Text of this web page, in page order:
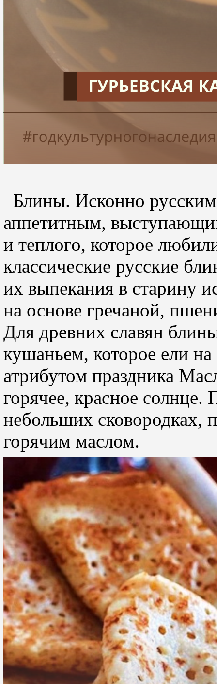
Блины. Исконно
аппетитным,
и теплого, которое
классические русские
их выпекания в старину
на основе гречаной,
Для древних славян
кушаньем, которое ели
атрибутом праздника
горячее, красное
небольших сковородках,
горячим маслом.